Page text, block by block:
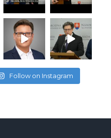
Follow on Instagram